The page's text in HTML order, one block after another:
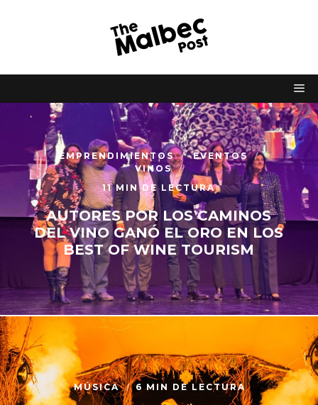
EMPRENDIMIENTOS
EVENTOS
VINOS
11 MIN DE LECTURA
AUTORES POR LOS CAMINOS
DEL VINO GANÓ EL ORO EN LOS
BEST OF WINE TOURISM
MÚSICA 6 MIN DE LECTURA